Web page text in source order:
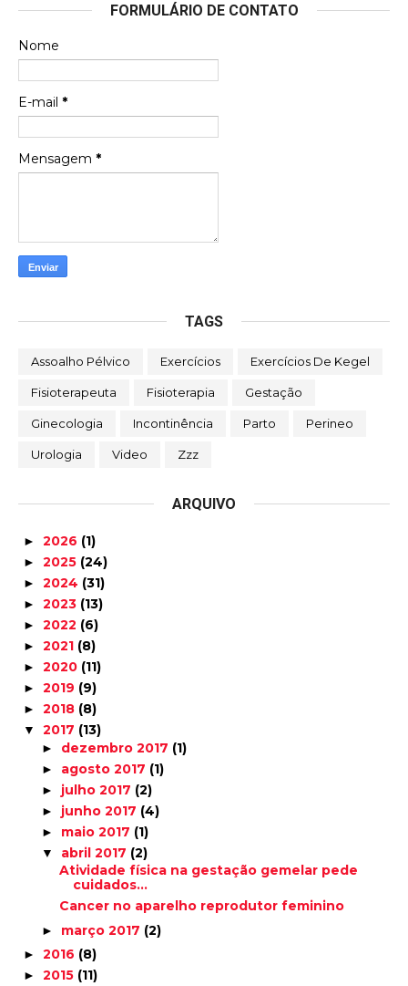
FORMULÁRIO DE CONTATO
Nome
E-mail *
Mensagem *
TAGS
Assoalho Pélvico Exercícios Exercícios De Kegel
Fisioterapeuta Fisioterapia Gestação
Ginecologia Incontinência Parto Perineo
Urologia Video Zzz
ARQUIVO
► 2026 (1)
► 2025 (24)
► 2024 (31)
► 2023 (13)
► 2022 (6)
► 2021 (8)
► 2020 (11)
► 2019 (9)
► 2018 (8)
▼ 2017 (13)
► dezembro 2017 (1)
► agosto 2017 (1)
► julho 2017 (2)
► junho 2017 (4)
► maio 2017 (1)
▼ abril 2017 (2)
Atividade física na gestação gemelar pede
cuidados...
Cancer no aparelho reprodutor feminino
► março 2017 (2)
► 2016 (8)
► 2015 (11)